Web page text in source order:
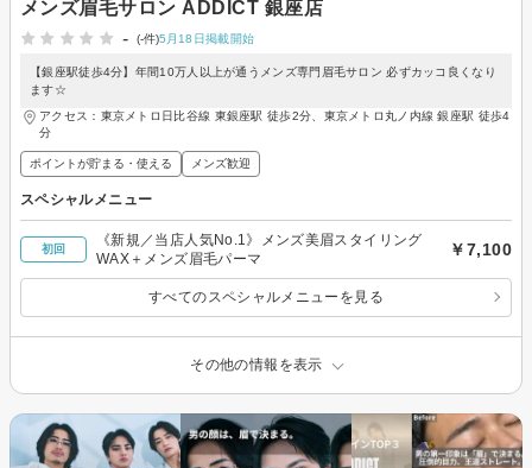
メンズ眉毛サロン ADDICT 銀座店
-
(-件)5月18日掲載開始
【銀座駅徒歩4分】年間10万人以上が通うメンズ専門眉毛サロン 必ずカッコ良くなり
ます☆
アクセス：東京メトロ日比谷線 東銀座駅 徒歩2分、東京メトロ丸ノ内線 銀座駅 徒歩4
分
ポイントが貯まる・使える メンズ歓迎
スペシャルメニュー
初回
《新規／当店人気No.1》メンズ美眉スタイリング
WAX＋メンズ眉毛パーマ
￥7,100
すべてのスペシャルメニューを見る
その他の情報を表示